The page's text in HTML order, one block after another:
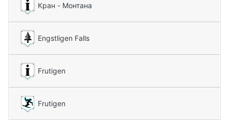
Кран - Монтана
Engstligen Falls
Frutigen
Frutigen